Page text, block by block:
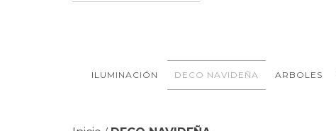
ILUMINACIÓN DECO NAVIDEÑA ARBOLES